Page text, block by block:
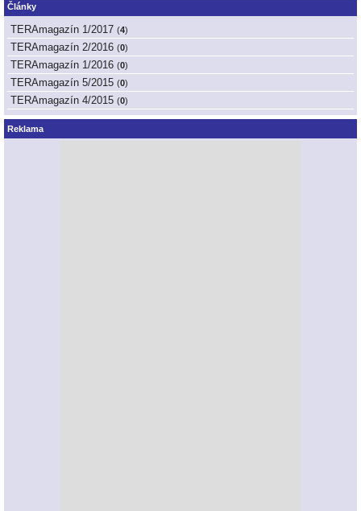
Články
TERAmagazín 1/2017 (4)
TERAmagazín 2/2016 (0)
TERAmagazín 1/2016 (0)
TERAmagazín 5/2015 (0)
TERAmagazín 4/2015 (0)
Reklama